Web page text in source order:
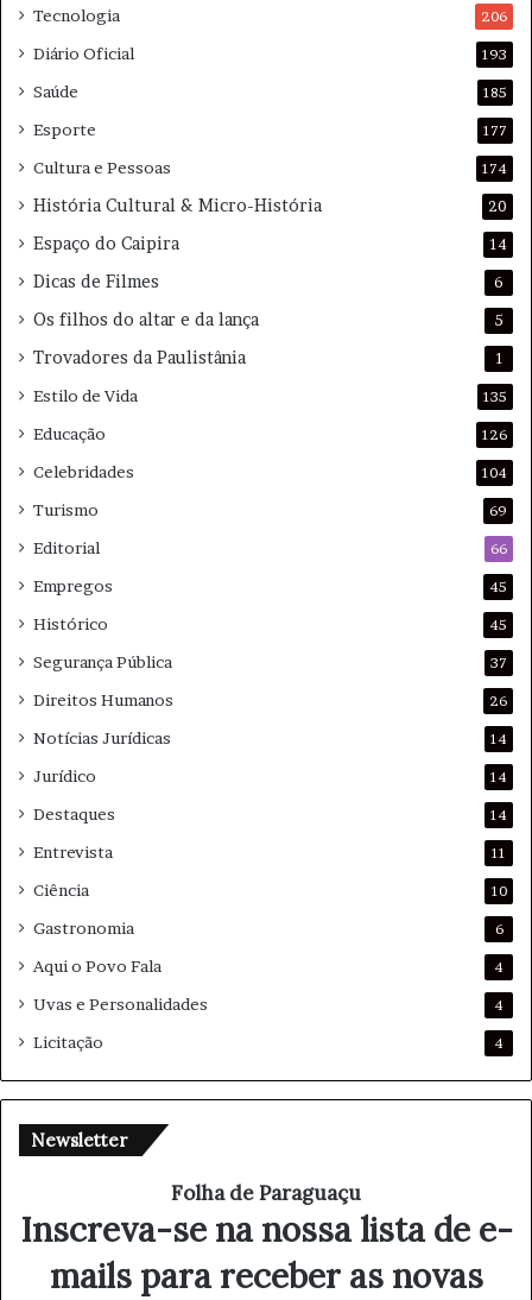
a
a
Tecnologia 206
Diário Oficial 193
Saúde 185
Esporte 177
Cultura e Pessoas 174
História Cultural & Micro-História 20
Espaço do Caipira 14
Dicas de Filmes 6
Os filhos do altar e da lança 5
Trovadores da Paulistânia 1
Estilo de Vida 135
Educação 126
Celebridades 104
Turismo 69
Editorial 66
Empregos 45
Histórico 45
Segurança Pública 37
Direitos Humanos 26
Notícias Jurídicas 14
Jurídico 14
Destaques 14
Entrevista 11
Ciência 10
Gastronomia 6
Aqui o Povo Fala 4
Uvas e Personalidades 4
Licitação 4
Newsletter
Folha de Paraguaçu
Inscreva-se na nossa lista de e-
mails para receber as novas